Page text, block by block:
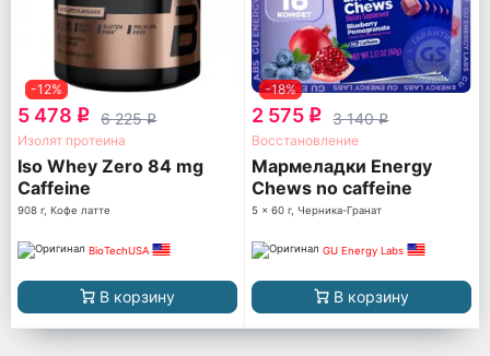
-12%
5 478 q 6 225q
Изолят протеина
Iso Whey Zero 84 mg
Caffeine
908 г, Кофе латте
BioTechUSA
В корзину
-18%
2 575 q 3 140q
Восстановление
Мармеладки Energy
Chews no caffeine
5 x 60 г, Черника-Гранат
GU Energy Labs
В корзину